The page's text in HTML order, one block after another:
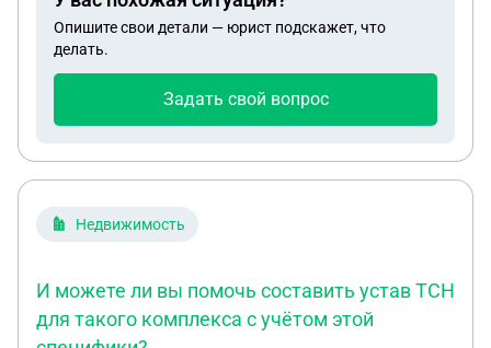
Опишите свои детали — юрист подскажет, что
делать.
Задать свой вопрос
Недвижимость
И можете ли вы помочь составить устав ТСН
для такого комплекса с учётом этой